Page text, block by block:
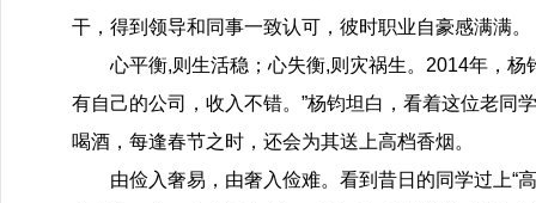
干，得到领导和同事一致认可，彼时职业自豪感满满。
心平衡,则生活稳；心失衡,则灾祸生。2014年，杨
有自己的公司，收入不错。”杨钧坦白，看着这位老同
喝酒，每逢春节之时，还会为其送上高档香烟。
由俭入奢易，由奢入俭难。看到昔日的同学过上“